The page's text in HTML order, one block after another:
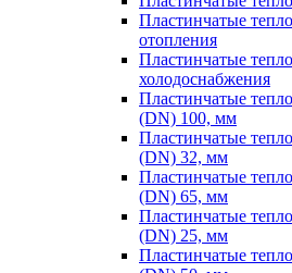
Пластинчатые
отопления
Пластинчатые
холодоснабжения
Пластинчатые
(DN) 100, мм
Пластинчатые
(DN) 32, мм
Пластинчатые
(DN) 65, мм
Пластинчатые
(DN) 25, мм
Пластинчатые